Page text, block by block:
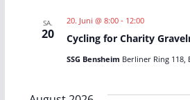
SA.
20 Cycling for Charity
20. Juni @ 8:00 - 12:00
SSG Bensheim Berliner Ring 118,